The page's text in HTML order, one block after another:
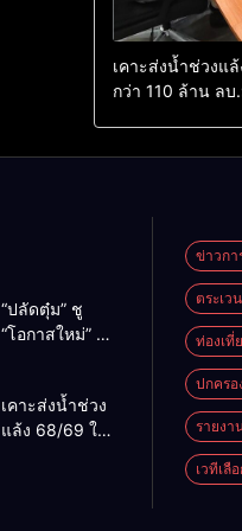
เคาะส่งน้ำช่วงแ
กว่า 110 ล้าน ลบ
“ปลัดตุ๋ม” ชู
“โอกาสใหม่” นำ
ไม่ใช่เล่น
การเมือง
เคาะส่งน้ำช่วง
แล้ง 68/69 ใช้
ข่าวกา
ตระเว
ท่องเที่
ปกครอ
รายงา
เวทีเลื